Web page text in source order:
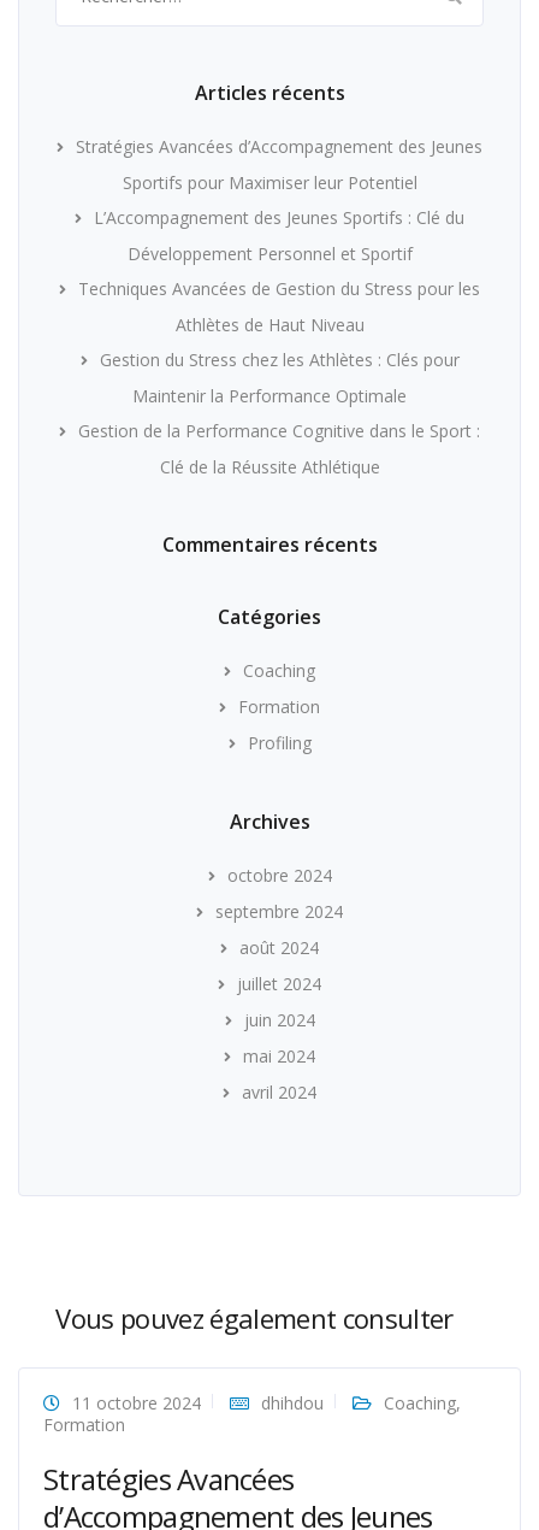
Articles récents
Stratégies Avancées d’Accompagnement des Jeunes
Sportifs pour Maximiser leur Potentiel
L’Accompagnement des Jeunes Sportifs : Clé du
Développement Personnel et Sportif
Techniques Avancées de Gestion du Stress pour les
Athlètes de Haut Niveau
Gestion du Stress chez les Athlètes : Clés pour
Maintenir la Performance Optimale
Gestion de la Performance Cognitive dans le Sport :
Clé de la Réussite Athlétique
Commentaires récents
Catégories
Coaching
Formation
Profiling
Archives
octobre 2024
septembre 2024
août 2024
juillet 2024
juin 2024
mai 2024
avril 2024
Vous pouvez également consulter
11 octobre 2024 dhihdou Coaching,
Formation
Stratégies Avancées
d’Accompagnement des Jeunes